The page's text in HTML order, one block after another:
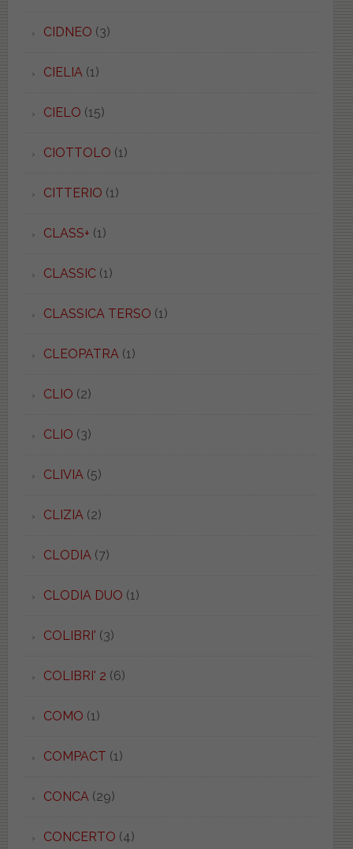
CIDNEO (3)
CIELIA (1)
CIELO (15)
CIOTTOLO (1)
CITTERIO (1)
CLASS+ (1)
CLASSIC(1)
CLASSICA TERSO (1)
CLEOPATRA (1)
CLIO (2)
CLIO (3)
CLIVIA (5)
CLIZIA (2)
CLODIA (7)
CLODIA DUO (1)
COLIBRI' (3)
COLIBRI' 2 (6)
COMO (1)
COMPACT (1)
CONCA (29)
CONCERTO (4)